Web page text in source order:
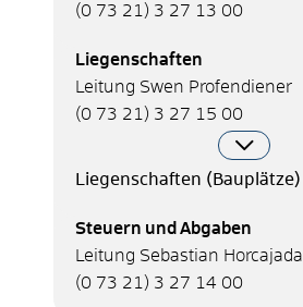
(0 73 21) 3 27 13 00
Liegenschaften
Leitung Swen Profendiener
(0 73 21) 3 27 15 00
Liegenschaften (Bauplätze)
Steuern und Abgaben
Leitung Sebastian Horcajada
(0 73 21) 3 27 14 00